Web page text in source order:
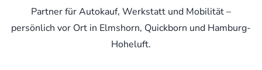
Partner für Autokauf, Werkstatt und Mobilität –
persönlich vor Ort in Elmshorn, Quickborn und Hamburg-
Hoheluft.